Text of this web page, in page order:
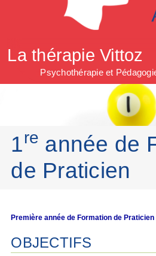
La thérapie Vittoz
Psychothérapie et
1re année de
de Praticien
Première année de Formation de Praticien
OBJECTIFS